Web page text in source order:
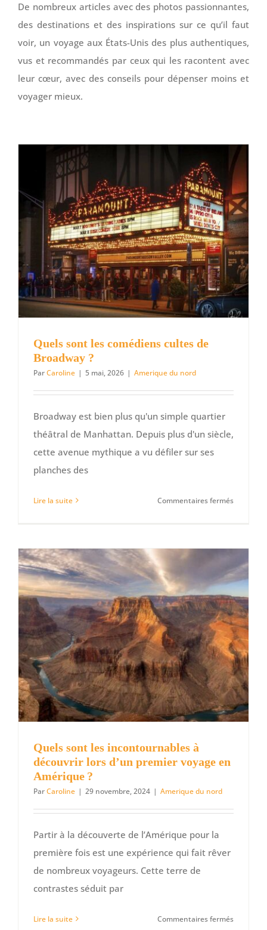
De nombreux articles avec des photos passionnantes,
des destinations et des inspirations sur ce qu’il faut
voir, un voyage aux États-Unis des plus authentiques,
vus et recommandés par ceux qui les racontent avec
leur cœur, avec des conseils pour dépenser moins et
voyager mieux.
Quels sont les comédiens cultes de
Broadway ?
ParCaroline | 5 mai, 2026 | Amerique du nord
Broadway est bien plus qu'un simple quartier
théâtral de Manhattan. Depuis plus d'un siècle,
cette avenue mythique a vu défiler sur ses
planches des
Lire la suite Commentaires ferméssur
cultes
de
Broadway
?
Quels sont les incontournables à
découvrir lors d’un premier voyage en
Amérique ?
ParCaroline | 29 novembre, 2024 | Amerique du nord
Partir à la découverte de l’Amérique pour la
première fois est une expérience qui fait rêver
de nombreux voyageurs. Cette terre de
contrastes séduit par
Lire la suite Commentaires ferméssur